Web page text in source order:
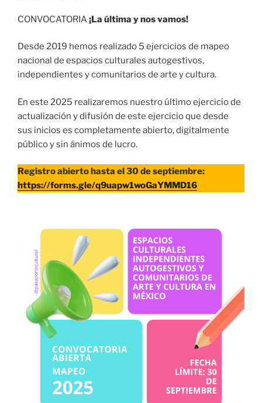
CONVOCATORIA¡La última y nos vamos!
Desde 2019 hemos realizado 5 ejercicios de mapeo
nacional de espacios culturales autogestivos,
independientes y comunitarios de arte y cultura.
En este 2025 realizaremos nuestro último ejercicio de
actualización y difusión de este ejercicio que desde
sus inicios es completamente abierto, digitalmente
público y sin ánimos de lucro.
Registro abierto hasta el 30 de septiembre:
https://forms.gle/q9uapw1woGaYMMD16